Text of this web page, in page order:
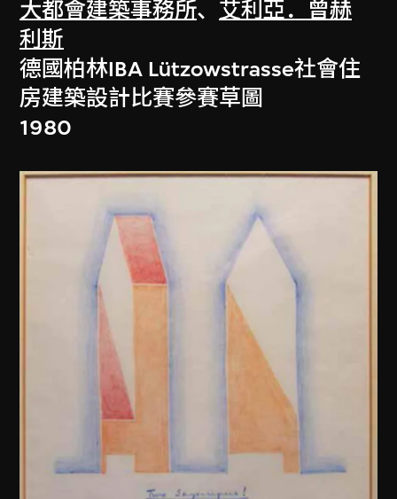
大都會建築事務所、 艾利亞．曾赫
利斯
德國柏林IBA Lützowstrasse社會住
房建築設計比賽參賽草圖
1980